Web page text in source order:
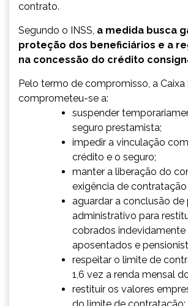
contrato.
Segundo o INSS, a medida busca
proteção dos beneficiários e a
na concessão do crédito
Pelo termo de compromisso, a Caixa
comprometeu-se a:
suspender
seguro prestamista;
impedir a vinculação
crédito e o seguro;
manter a liberação do
exigência de
aguardar a conclusão de
administrativo para
cobrados indevidamente
aposentados e
respeitar o limite de
1,6 vez a renda mensal
restituir os valores